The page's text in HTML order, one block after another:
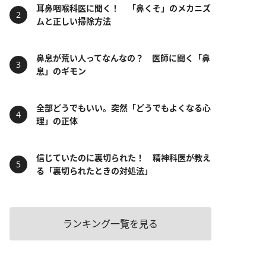
耳鼻咽喉科医に聞く！ 「鼻くそ」のメカニズ
ムと正しい掃除方法
鼻息が荒い人ってなんなの？ 医師に聞く「鼻
息」のギモン
全部どうでもいい。突然「どうでもよくなる心
理」の正体
信じていたのに裏切られた！ 精神科医が教え
る「裏切られたときの対処法」
ランキング一覧を見る